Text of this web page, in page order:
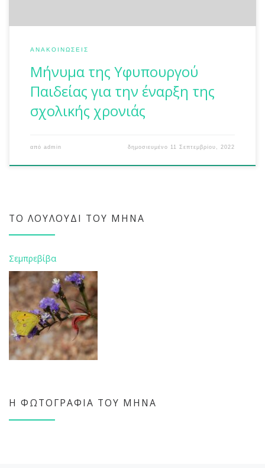
ΑΝΑΚΟΙΝΏΣΕΙΣ
Μήνυμα της Υφυπουργού
Παιδείας για την έναρξη της
σχολικής χρονιάς
από admin δημοσιευμένο 11 Σεπτεμβρίου, 2022
ΤΟ ΛΟΥΛΟΎΔΙ ΤΟΥ ΜΉΝΑ
Σεμπρεβίβα
Η ΦΩΤΟΓΡΑΦΊΑ ΤΟΥ ΜΉΝΑ